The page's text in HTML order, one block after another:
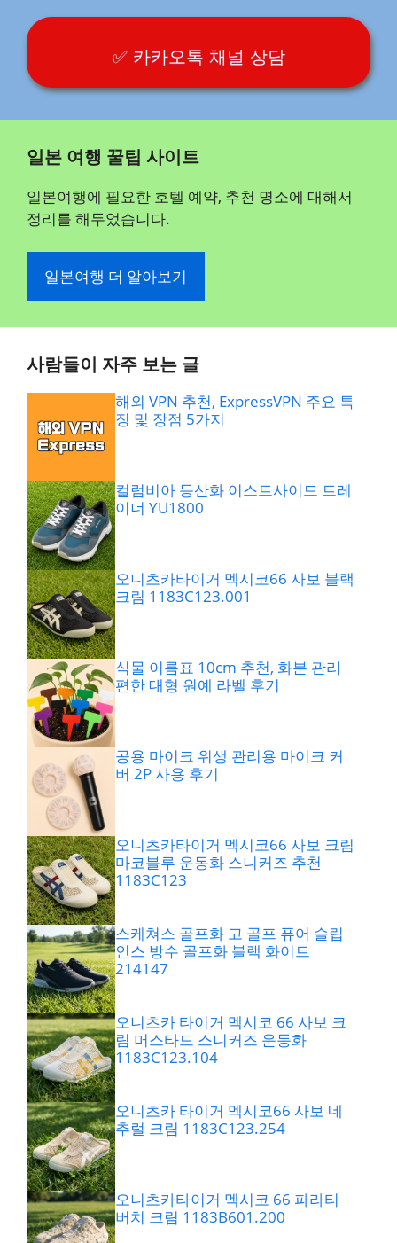
✅ 카카오톡 채널 상담
일본 여행 꿀팁 사이트
일본여행에 필요한 호텔 예약, 추천 명소에 대해서
정리를 해두었습니다.
일본여행 더 알아보기
사람들이 자주 보는 글
해외 VPN 추천, ExpressVPN 주요 특
징 및 장점 5가지
컬럼비아 등산화 이스트사이드 트레
이너 YU1800
오니츠카타이거 멕시코66 사보 블랙
크림 1183C123.001
식물 이름표 10cm 추천, 화분 관리
편한 대형 원예 라벨 후기
공용 마이크 위생 관리용 마이크 커
버 2P 사용 후기
오니츠카타이거 멕시코66 사보 크림
마코블루 운동화 스니커즈 추천
1183C123
스케쳐스 골프화 고 골프 퓨어 슬립
인스 방수 골프화 블랙 화이트
214147
오니츠카 타이거 멕시코 66 사보 크
림 머스타드 스니커즈 운동화
1183C123.104
오니츠카 타이거 멕시코66 사보 네
추럴 크림 1183C123.254
오니츠카타이거 멕시코 66 파라티
버치 크림 1183B601.200